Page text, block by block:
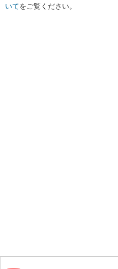
いてをご覧ください。